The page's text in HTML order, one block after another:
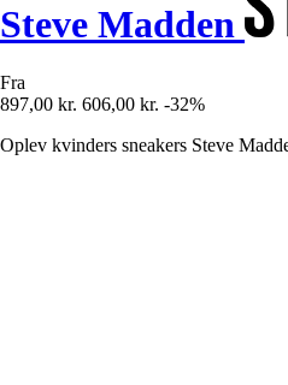
Steve Madden
Fra
897,00 kr. 606,00 kr. -32%
Oplev kvinders sneakers Steve